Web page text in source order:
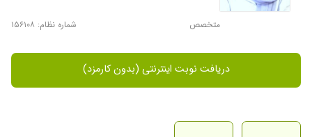
متخصص شماره نظام: ۱۵۶۱۰۸
دریافت نوبت اینترنتی (بدون کارمزد)